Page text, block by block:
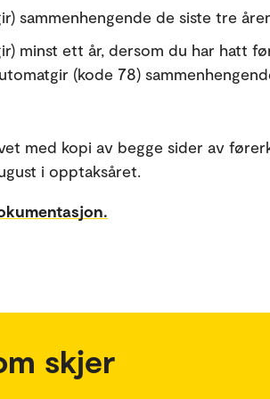
sammenhengende de siste tre
minst ett år, dersom du har hatt
(kode 78)
med kopi av begge sider av
i opptaksåret.
skjer